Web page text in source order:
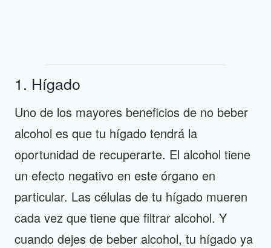
1. Hígado
Uno de los mayores beneficios de no beber
alcohol es que tu hígado tendrá la
oportunidad de recuperarte. El alcohol tiene
un efecto negativo en este órgano en
particular. Las células de tu hígado mueren
cada vez que tiene que filtrar alcohol. Y
cuando dejes de beber alcohol, tu hígado ya